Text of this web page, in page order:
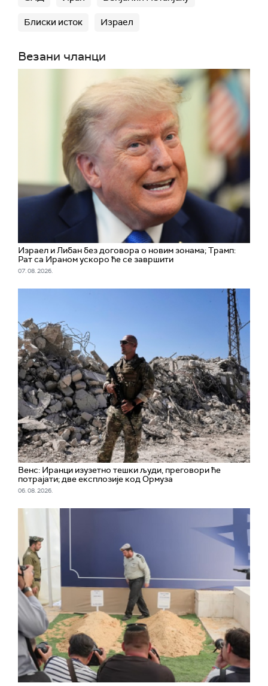
Блиски исток Израел
Везани чланци
Израел и Либан без договора о новим зонама; Трамп:
Рат са Ираном ускоро ће се завршити
07. 08. 2026.
Венс: Иранци изузетно тешки људи, преговори ће
потрајати; две експлозије код Ормуза
06. 08. 2026.